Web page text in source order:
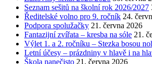
Seznam sešitů na školní rok 2026/2027
Ředitelské volno pro 9. ročník 24.
Podpora spolužačky 21. června 2026
Fantazijní zvířata – kresba na sóle 21.
Výlet 1. a 2. ročníku – Stezka bosou
Letní účesy – prázdniny v hlavě i na
Škola nanečisto 21. června 2026